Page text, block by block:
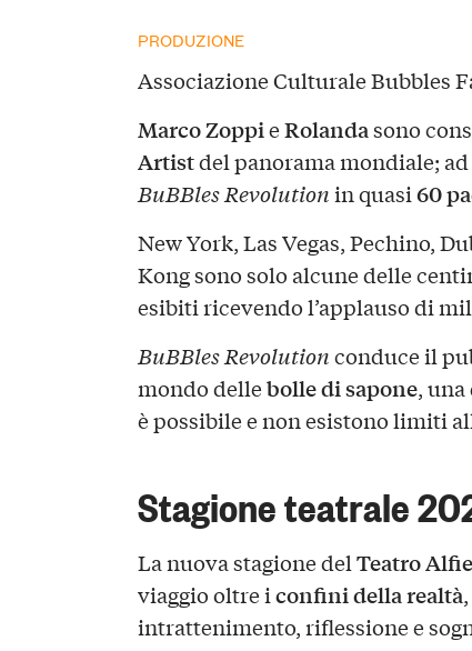
PRODUZIONE
Associazione Culturale Bubbles
Marco ZoppieRolandasono
Artistdel panorama mondiale;
BuBBles Revolutionin quasi60
New York, Las Vegas, Pechino,
Kong sono solo alcune delle
esibiti ricevendo l’applauso di
BuBBles Revolutionconduce il
mondo dellebolle di sapone, una
è possibile e non esistono limiti
Stagione teatrale
La nuova stagione delTeatro
viaggio oltre iconfini della realtà
intrattenimento, riflessione e